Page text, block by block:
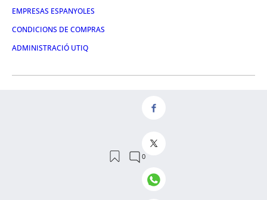
EMPRESAS ESPANYOLES
CONDICIONS DE COMPRAS
ADMINISTRACIÓ UTIQ